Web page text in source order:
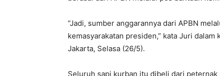
“Jadi, sumber anggarannya dari APBN
kemasyarakatan presiden,” kata Juri
Jakarta, Selasa (26/5).
Seluruh sapi kurban itu dibeli dari